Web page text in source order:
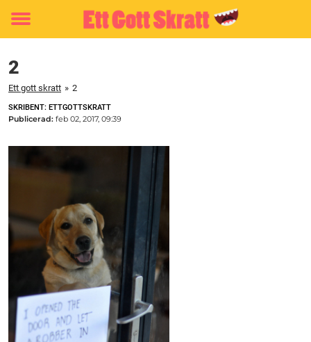
Toggle
2
Ett gott skratt » 2
SKRIBENT: ETTGOTTSKRATT
Publicerad: feb 02, 2017, 09:39